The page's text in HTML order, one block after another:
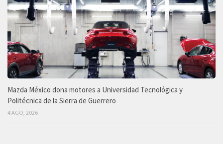
Mazda México dona motores a Universidad Tecnológica y
Politécnica de la Sierra de Guerrero
4 AGO, 2026